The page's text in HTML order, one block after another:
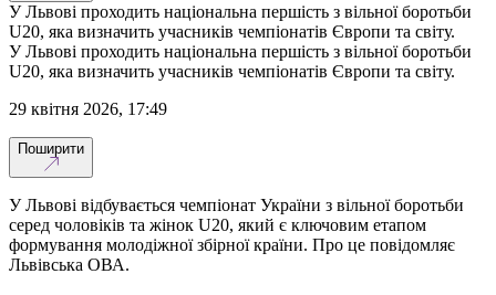
У Львові проходить національна першість з вільної боротьби
U20, яка визначить учасників чемпіонатів Європи та світу.
У Львові проходить національна першість з вільної боротьби
U20, яка визначить учасників чемпіонатів Європи та світу.
29 квітня 2026, 17:49
Поширити
У Львові відбувається чемпіонат України з вільної боротьби
серед чоловіків та жінок U20, який є ключовим етапом
формування молодіжної збірної країни. Про це повідомляє
Львівська ОВА.